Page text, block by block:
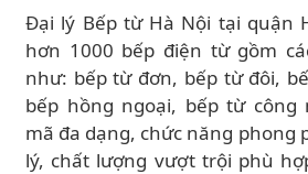
Đại lý Bếp từ Hà Nội tại quận
hơn 1000 bếp điện từ gồm
như: bếp từ đơn, bếp từ đôi,
bếp hồng ngoại, bếp từ công
mã đa dạng, chức năng phong
lý, chất lượng vượt trội phù